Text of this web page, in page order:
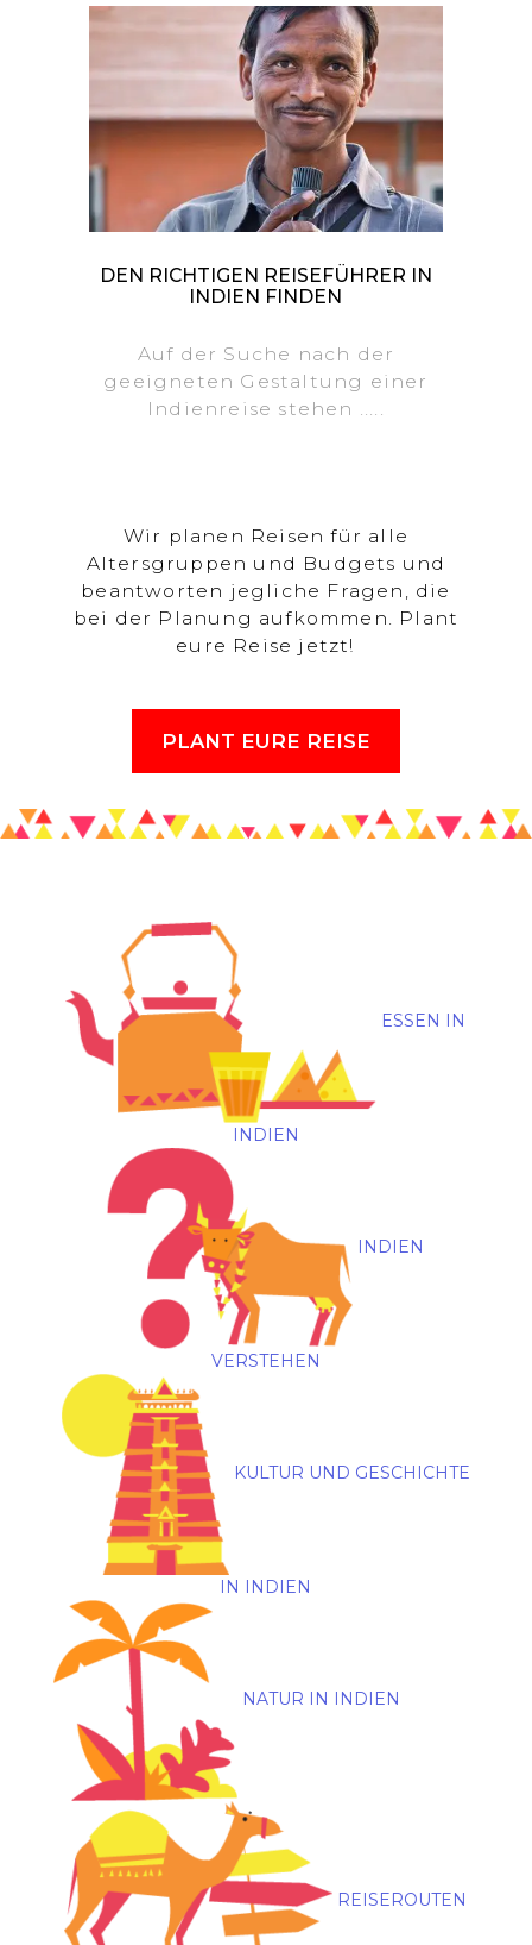
DEN RICHTIGEN REISEFÜHRER IN
INDIEN FINDEN
Auf der Suche nach der
geeigneten Gestaltung einer
Indienreise stehen .....
Wir planen Reisen für alle
Altersgruppen und Budgets und
beantworten jegliche Fragen, die
bei der Planung aufkommen. Plant
eure Reise jetzt!
PLANT EURE REISE
ESSEN IN
INDIEN
INDIEN
VERSTEHEN
KULTUR UND GESCHICHTE
IN INDIEN
NATUR IN INDIEN
REISEROUTEN